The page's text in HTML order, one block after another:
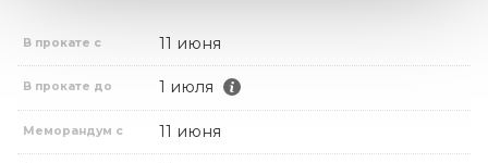
В прокате с 11 июня
В прокате до 1 июля
Меморандум с 11 июня